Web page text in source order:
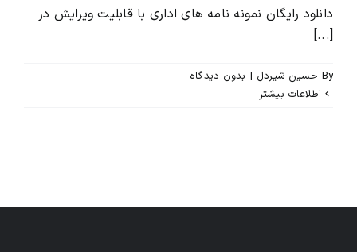
دانلود رایگان نمونه نامه های اداری با قابلیت ویرایش در
[...]
By حسین شیردل | بدون ديدگاه
اطلاعات بیشتر